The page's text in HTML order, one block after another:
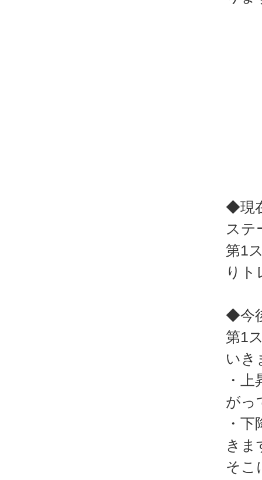
◆現
ステ
第1
り
◆今
第1
いき
・
がっ
・
きま
そこ